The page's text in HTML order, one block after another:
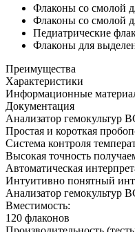
Флаконы со смолой
Флаконы со смолой
Педиатрические
Флаконы для
Преимущества
Характеристики
Информационные
Документация
Анализатор гемокультур
Простая и короткая
Система контроля
Высокая точность
Автоматическая
Интуитивно понятный
Анализатор гемокультур
Вместимость:
120 флаконов